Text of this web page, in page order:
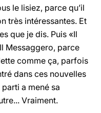
le lisiez, parce qu’il
très intéressantes. Et
que je dis. Puis «Il
Messaggero, parce
comme ça, parfois
dans ces nouvelles
a mené sa
Vraiment.